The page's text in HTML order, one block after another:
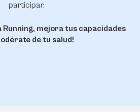
participar.
Running, mejora tus capacidades
de tu salud!